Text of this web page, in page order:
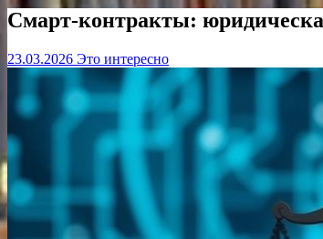
Смарт‑контракты:
23.03.2026 Это интересно